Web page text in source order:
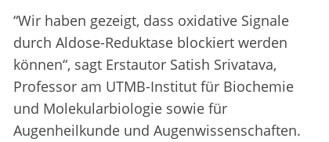
“Wir haben gezeigt, dass oxidative Signale
durch Aldose-Reduktase blockiert werden
können“, sagt Erstautor Satish Srivatava,
Professor am UTMB-Institut für Biochemie
und Molekularbiologie sowie für
Augenheilkunde und Augenwissenschaften.